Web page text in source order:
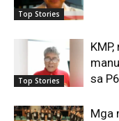
Top Stories
Top Stories
sa
Mga